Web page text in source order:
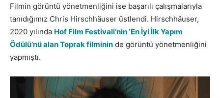
Filmin görüntü yönetmenliğini ise başarılı çalışmalarıyla
tanıdığımız Chris Hirschhäuser üstlendi. Hirschhäuser,
2020 yılında Hof Film Festivali’nin ‘En İyi İlk Yapım
Ödülü’nü alan Toprak filminin de görüntü yönetmenliğini
yapmıştı.